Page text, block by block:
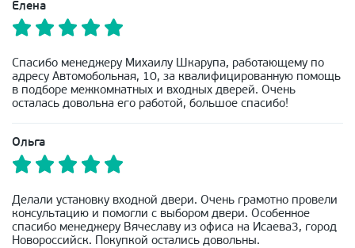
Елена
Спасибо менеджеру Михаилу Шкарупа, работающему по
адресу Автомобольная, 10, за квалифицированную помощь
в подборе межкомнатных и входных дверей. Очень
осталась довольна его работой, большое спасибо!
Ольга
Делали установку входной двери. Очень грамотно провели
консультацию и помогли с выбором двери. Особенное
спасибо менеджеру Вячеславу из офиса на Исаева3, город
Новороссийск. Покупкой остались довольны.